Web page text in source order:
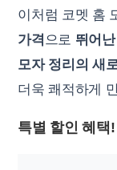
이처럼 코멧 홈
가격으로 뛰어
모자 정리의 새
더욱 쾌적하게
특별 할인 혜택